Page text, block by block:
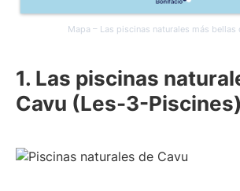
Mapa – Las piscinas naturales más bellas
1. Las piscinas
Cavu (Les-3-Piscines)